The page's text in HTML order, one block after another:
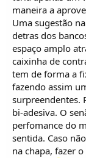
maneira a
Uma sugestão
detras dos
espaço amplo
caixinha de
tem de forma a
fazendo assim
surpreendentes.
bi-adesiva. O
perfomance do
sentida. Caso
na chapa, fazer